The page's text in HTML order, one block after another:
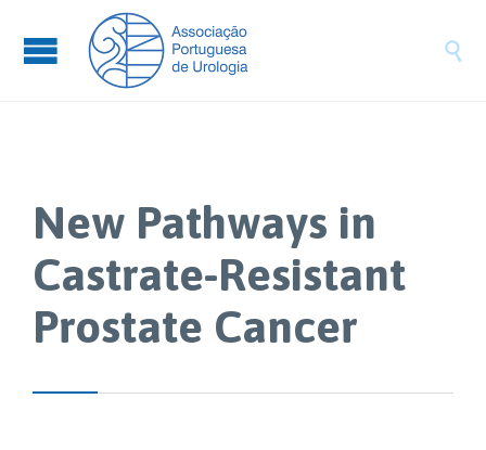

New Pathways in
Castrate-Resistant
Prostate Cancer